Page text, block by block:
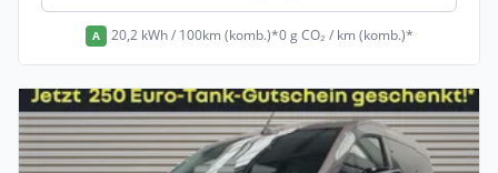
A 20,2 kWh / 100km (komb.)*0 g CO₂ / km (komb.)*